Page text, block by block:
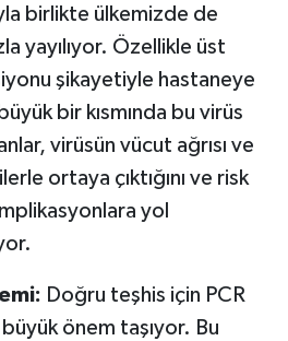
birlikte ülkemizde de
yayılıyor. Özellikle üst
şikayetiyle hastaneye
bir kısmında bu virüs
virüsün vücut ağrısı ve
ortaya çıktığını ve risk
yol
Doğru teşhis için PCR
önem taşıyor. Bu